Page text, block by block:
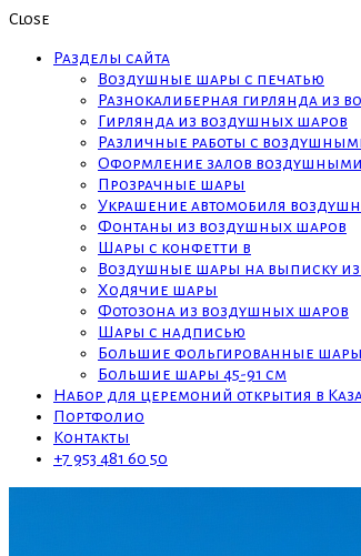
Close
Разделы сайта
Воздушные шары с печатью
Разнокалиберная гирлянда из
Гирлянда из воздушных шаров
Различные работы с
Оформление залов
Прозрачные шары
Украшение автомобиля
Фонтаны из воздушных шаров
Шары с конфетти в
Воздушные шары на выписку
Ходячие шары
Фотозона из воздушных шаров
Шары с надписью
Большие фольгированные
Большие шары 45-91 см
Набор для церемоний открытия в
Портфолио
Контакты
+7 953 481 60 50